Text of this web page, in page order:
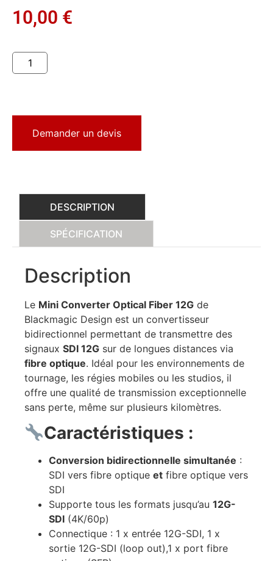
10,00 €
Demander un devis
DESCRIPTION
SPÉCIFICATION
Description
Le Mini Converter Optical Fiber 12G de
Blackmagic Design est un convertisseur
bidirectionnel permettant de transmettre des
signaux SDI 12G sur de longues distances via
fibre optique. Idéal pour les environnements de
tournage, les régies mobiles ou les studios, il
offre une qualité de transmission exceptionnelle
sans perte, même sur plusieurs kilomètres.
Caractéristiques :
Conversion bidirectionnelle simultanée :
SDI vers fibre optique et fibre optique vers
SDI
Supporte tous les formats jusqu’au 12G-
SDI (4K/60p)
Connectique : 1 x entrée 12G-SDI, 1 x
sortie 12G-SDI (loop out),1 x port fibre